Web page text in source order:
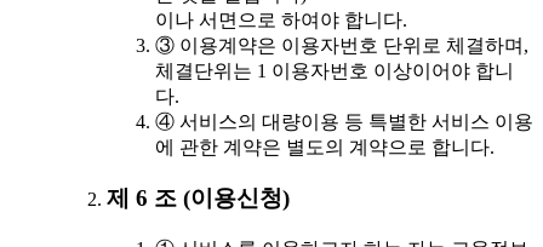
이나 서면으로 하여야 합니다.
③ 이용계약은 이용자번호 단위로 체결하며,
체결단위는 1 이용자번호 이상이어야 합니
다.
④ 서비스의 대량이용 등 특별한 서비스 이용
에 관한 계약은 별도의 계약으로 합니다.
제 6 조 (이용신청)